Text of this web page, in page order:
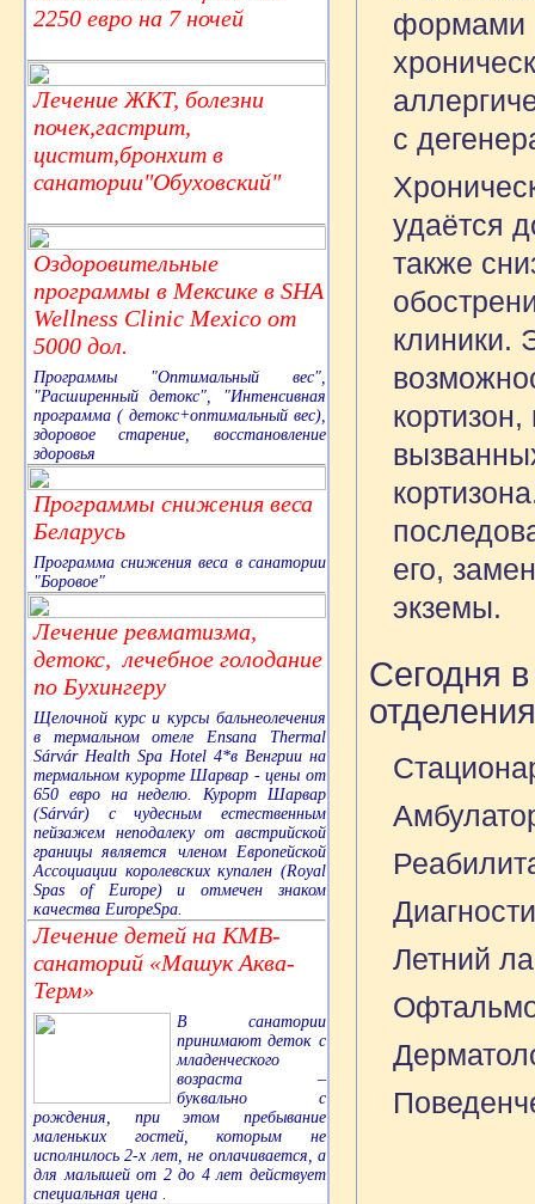
2250 евро на 7 ночей
Лечение ЖКТ, болезни
почек,гастрит,
цистит,бронхит в
санатории"Обуховский"
Оздоровительные
программы в Мексике в SHA
Wellness Clinic Mexico от
5000 дол.
Программы "Оптимальный вес",
"Расширенный детокс", "Интенсивная
программа ( детокс+оптимальный вес),
здоровое старение, восстановление
здоровья
Программы снижения веса
Беларусь
Программа снижения веса в санатории
"Боровое"
Лечение ревматизма,
детокс, лечебное голодание
по Бухингеру
Щелочной курс и курсы бальнеолечения
в термальном отеле Ensana Thermal
Sárvár Health Spa Hotel 4*в Венгрии на
термальном курорте Шарвар - цены от
650 евро на неделю. Курорт Шарвар
(Sárvár) с чудесным естественным
пейзажем неподалеку от австрийской
границы является членом Европейской
Ассоциации королевских купален (Royal
Spas of Europe) и отмечен знаком
качества EuropeSpa.
Лечение детей на КМВ-
санаторий «Машук Аква-
Терм»
В санатории
принимают деток с
младенческого
возраста –
буквально с
рождения, при этом пребывание
маленьких гостей, которым не
исполнилось 2-х лет, не оплачивается, а
для малышей от 2 до 4 лет действует
специальная цена .
формами
с
удаётся
также
клиники.
его,
экземы.
Сегодня
Летний